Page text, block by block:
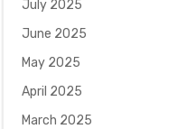
July 2025
June 2025
May 2025
April 2025
March 2025